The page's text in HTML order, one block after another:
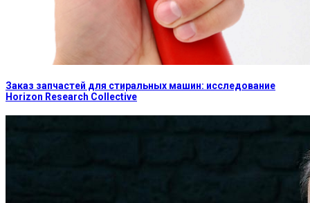
Заказ запчастей для стиральных машин: исследование
Horizon Research Collective